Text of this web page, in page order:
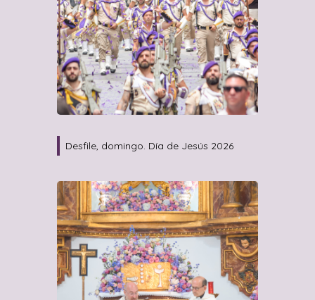
Desfile, domingo. Día de Jesús 2026